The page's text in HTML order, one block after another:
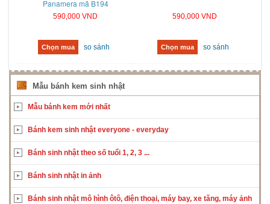
Panamera mã B194
590,000 VND
Chọn mua so sánh
590,000 VND
Chọn mua so sánh
Mẫu bánh kem sinh nhật
Mẫu bánh kem mới nhất
Bánh kem sinh nhật everyone - everyday
Bánh sinh nhật theo số tuổi 1, 2, 3 ...
Bánh sinh nhật in ảnh
Bánh sinh nhật mô hình ôtô, điện thoại, máy bay, xe tăng, máy ảnh